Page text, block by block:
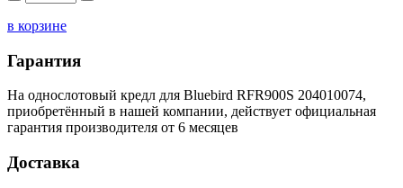
в корзине
Гарантия
На однослотовый кредл для Bluebird RFR900S 204010074,
приобретённый в нашей компании, действует официальная
гарантия производителя от 6 месяцев
Доставка